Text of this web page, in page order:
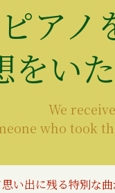
ア
をい
We
who took
い出に残る特別な